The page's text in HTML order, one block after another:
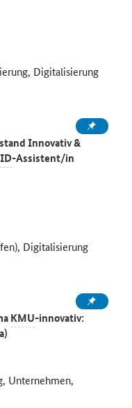
Digitalisierung
Innovativ &
-Assistent/in
Digitalisierung
KMU-innovativ:
Unternehmen,